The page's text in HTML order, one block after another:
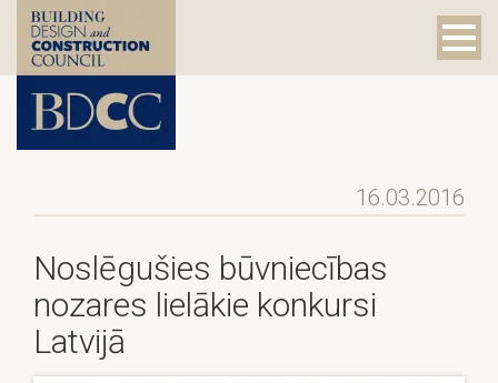
16.03.2016
Noslēgušies būvniecības
nozares lielākie konkursi
Latvijā